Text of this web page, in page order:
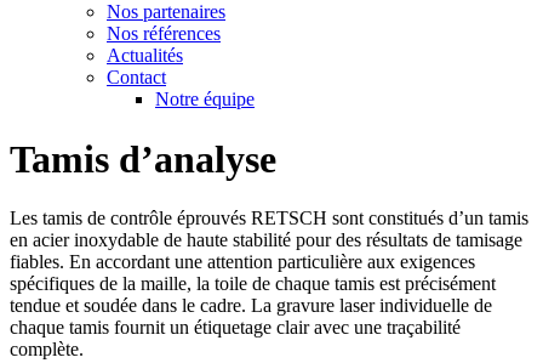
Nos partenaires
Nos références
Actualités
Contact
Notre équipe
Tamis d’analyse
Les tamis de contrôle éprouvés RETSCH sont constitués d’un tamis
en acier inoxydable de haute stabilité pour des résultats de tamisage
fiables. En accordant une attention particulière aux exigences
spécifiques de la maille, la toile de chaque tamis est précisément
tendue et soudée dans le cadre. La gravure laser individuelle de
chaque tamis fournit un étiquetage clair avec une traçabilité
complète.